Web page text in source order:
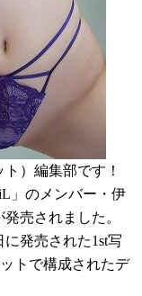
）編集部です！
」のメンバー・伊
発売されました。
に発売された1st写
トで構成されたデ